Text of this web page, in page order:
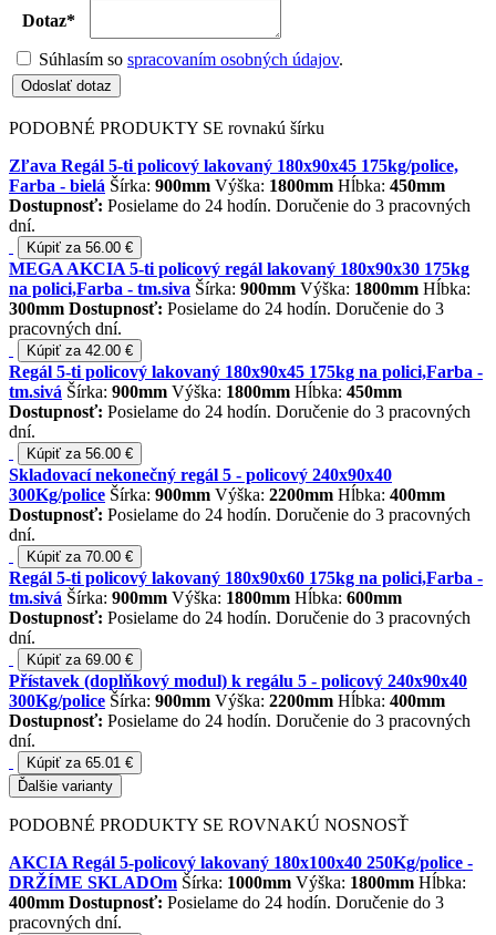
Dotaz*
Súhlasím so spracovaním osobných údajov.
Odoslať dotaz
PODOBNÉ PRODUKTY SE rovnakú šírku
Zľava Regál 5-ti policový lakovaný 180x90x45 175kg/police,
Farba - bielá Šírka: 900mm Výška: 1800mm Hĺbka: 450mm
Dostupnosť: Posielame do 24 hodín. Doručenie do 3 pracovných
dní.
Kúpiť za 56.00 €
MEGA AKCIA 5-ti policový regál lakovaný 180x90x30 175kg
na polici,Farba - tm.siva Šírka: 900mm Výška: 1800mm Hĺbka:
300mm Dostupnosť: Posielame do 24 hodín. Doručenie do 3
pracovných dní.
Kúpiť za 42.00 €
Regál 5-ti policový lakovaný 180x90x45 175kg na polici,Farba -
tm.sivá Šírka: 900mm Výška: 1800mm Hĺbka: 450mm
Dostupnosť: Posielame do 24 hodín. Doručenie do 3 pracovných
dní.
Kúpiť za 56.00 €
Skladovací nekonečný regál 5 - policový 240x90x40
300Kg/police Šírka: 900mm Výška: 2200mm Hĺbka: 400mm
Dostupnosť: Posielame do 24 hodín. Doručenie do 3 pracovných
dní.
Kúpiť za 70.00 €
Regál 5-ti policový lakovaný 180x90x60 175kg na polici,Farba -
tm.sivá Šírka: 900mm Výška: 1800mm Hĺbka: 600mm
Dostupnosť: Posielame do 24 hodín. Doručenie do 3 pracovných
dní.
Kúpiť za 69.00 €
Přístavek (doplňkový modul) k regálu 5 - policový 240x90x40
300Kg/police Šírka: 900mm Výška: 2200mm Hĺbka: 400mm
Dostupnosť: Posielame do 24 hodín. Doručenie do 3 pracovných
dní.
Kúpiť za 65.01 €
Ďalšie varianty
PODOBNÉ PRODUKTY SE ROVNAKÚ NOSNOSŤ
AKCIA Regál 5-policový lakovaný 180x100x40 250Kg/police -
DRŽÍME SKLADOm Šírka: 1000mm Výška: 1800mm Hĺbka:
400mm Dostupnosť: Posielame do 24 hodín. Doručenie do 3
pracovných dní.